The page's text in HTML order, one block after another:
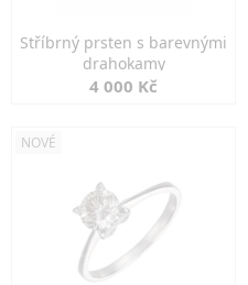
Stříbrný prsten s barevnými
drahokamy
4 000 Kč
NOVÉ